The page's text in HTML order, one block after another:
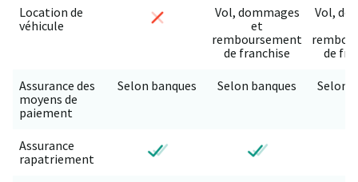
Location de
véhicule
Vol, dommages
et
remboursement
de franchise
Vol,
de
Assurance des
moyens de
paiement
Selon banques Selon banques Selon
Assurance
rapatriement